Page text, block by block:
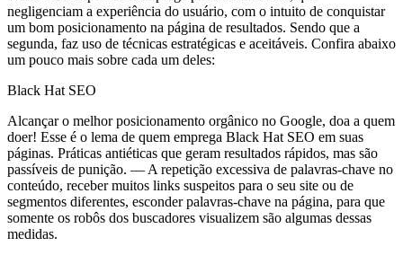
negligenciam a experiência do usuário, com o intuito de conquistar
um bom posicionamento na página de resultados. Sendo que a
segunda, faz uso de técnicas estratégicas e aceitáveis. Confira abaixo
um pouco mais sobre cada um deles:
Black Hat SEO
Alcançar o melhor posicionamento orgânico no Google, doa a quem
doer! Esse é o lema de quem emprega Black Hat SEO em suas
páginas. Práticas antiéticas que geram resultados rápidos, mas são
passíveis de punição. — A repetição excessiva de palavras-chave no
conteúdo, receber muitos links suspeitos para o seu site ou de
segmentos diferentes, esconder palavras-chave na página, para que
somente os robôs dos buscadores visualizem são algumas dessas
medidas.